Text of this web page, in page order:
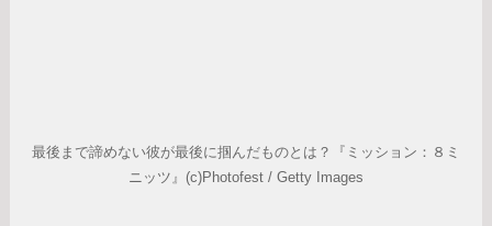
最後まで諦めない彼が最後に掴んだものとは？『ミッション：８ミ
ニッツ』(c)Photofest / Getty Images